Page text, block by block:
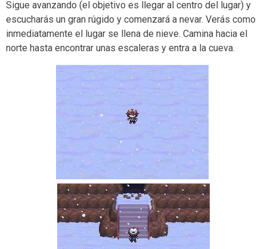
Sigue avanzando (el objetivo es llegar al centro del lugar) y
escucharás un gran rúgido y comenzará a nevar. Verás como
inmediatamente el lugar se llena de nieve. Camina hacia el
norte hasta encontrar unas escaleras y entra a la cueva.